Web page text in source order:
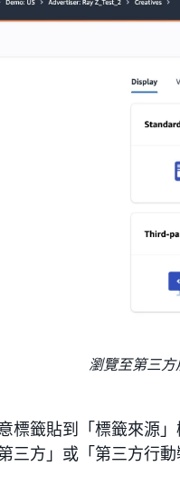
瀏覽至第三方
標籤貼到「標籤來源
三方」或「第三方行